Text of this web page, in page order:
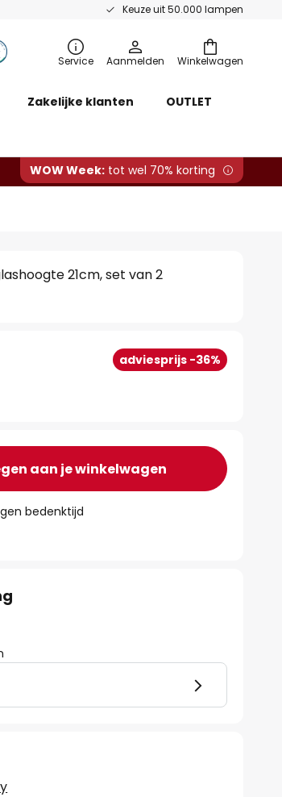
Keuze uit 50.000 lampen
Winkelwagen
Service Aanmelden
Zakelijke klanten OUTLET
WOW Week: tot wel 70% korting
21cm, set van 2
adviesprijs -36%
aan je winkelwagen
bedenktijd